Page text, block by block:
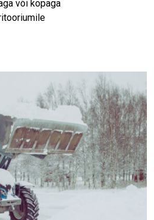
või kopaga